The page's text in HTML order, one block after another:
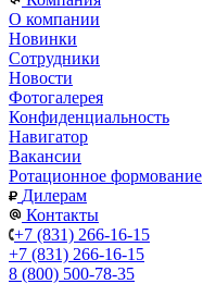
О компании
Новинки
Сотрудники
Новости
Фотогалерея
Конфиденциальность
Навигатор
Вакансии
Ротационное формование
Дилерам
Контакты
+7 (831) 266-16-15
+7 (831) 266-16-15
8 (800) 500-78-35